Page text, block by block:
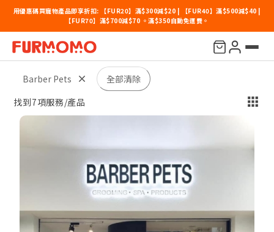
用優惠碼買寵物產品即享折扣: 【FUR20】滿$300減$20 | 【FUR40】滿$500減$40 |
【FUR70】滿$700減$70 。滿$350自動免運費。
價錢 地點 寵物種類
Barber Pets
全部清除
找到7項服務/產品